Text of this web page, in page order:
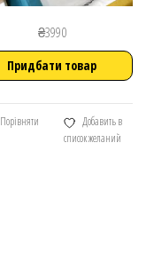
₴3990
Придбати товар
Порівняти
Добавить в
список желаний